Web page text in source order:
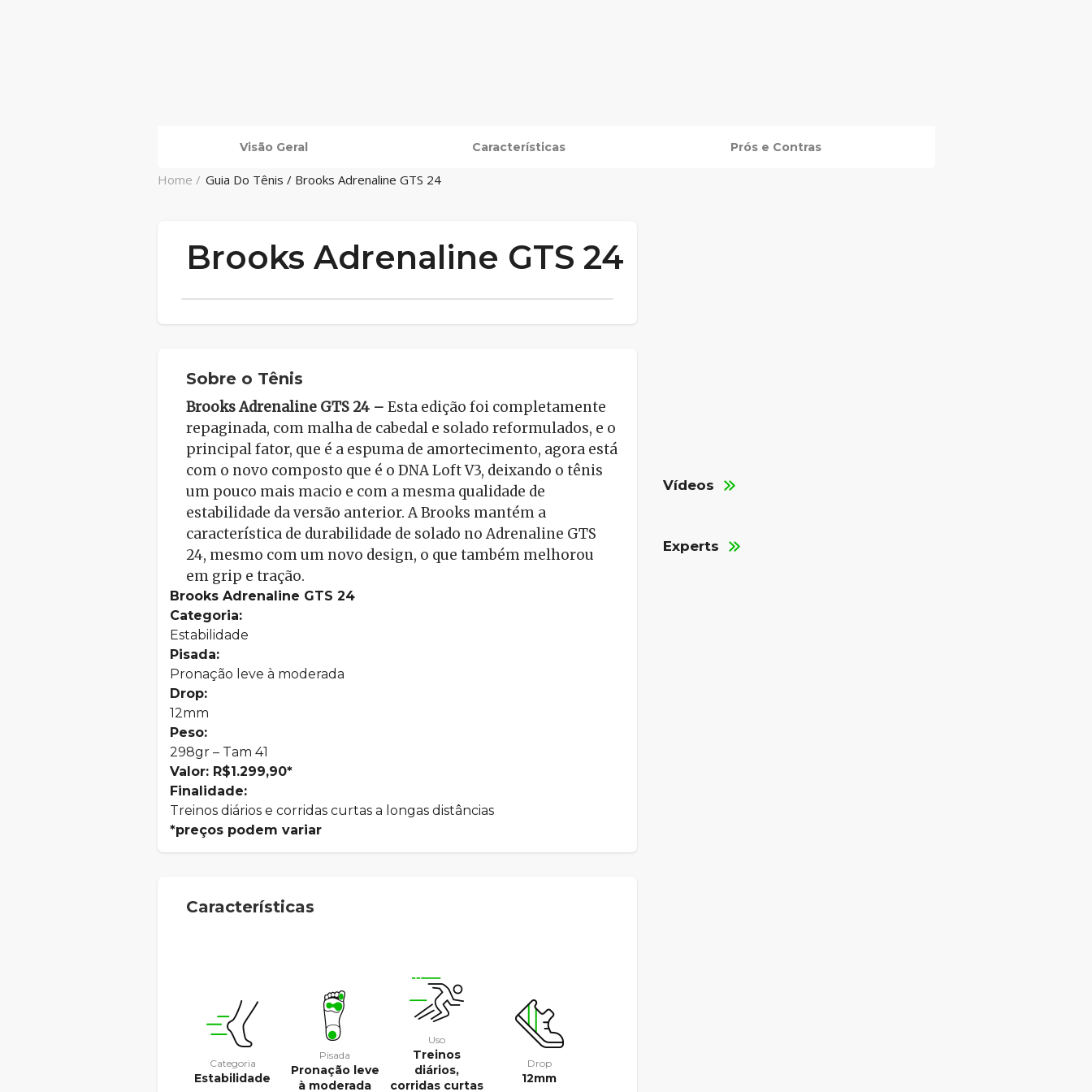
Visão Geral Características Prós e Contras
Home / Guia Do Tênis / Brooks Adrenaline GTS 24
Brooks Adrenaline GTS 24
Sobre o Tênis
Brooks Adrenaline GTS 24 – Esta edição foi completamente
repaginada, com malha de cabedal e solado reformulados, e o
principal fator, que é a espuma de amortecimento, agora está
com o novo composto que é o DNA Loft V3, deixando o tênis
um pouco mais macio e com a mesma qualidade de
estabilidade da versão anterior. A Brooks mantém a
característica de durabilidade de solado no Adrenaline GTS
24, mesmo com um novo design, o que também melhorou
em grip e tração.
Brooks Adrenaline GTS 24
Categoria:
Estabilidade
Pisada:
Pronação leve à moderada
Drop:
12mm
Peso:
298gr – Tam 41
Valor: R$1.299,90*
Finalidade:
Treinos diários e corridas curtas a longas distâncias
*preços podem variar
Características
Categoria
Estabilidade
Pisada
Pronação leve
à moderada
Uso
Treinos
diários,
corridas curtas
Drop
12mm
Vídeos
Experts